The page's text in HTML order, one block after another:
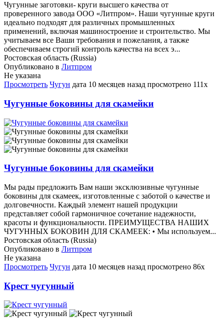
Чугунные заготовки- круги высшего качества от
проверенного завода ООО «Литпром». Наши чугунные круги
идеально подходят для различных промышленных
применений, включая машиностроение и строительство. Мы
учитываем все Ваши требования и пожелания, а также
обеспечиваем строгий контроль качества на всех э...
Ростовская область (Russia)
Опубликовано в Литпром
Не указана
Просмотреть Чугун дата 10 месяцев назад просмотрено 111x
Чугунные боковины для скамейки
Чугунные боковины для скамейки
Мы рады предложить Вам наши эксклюзивные чугунные
боковины для скамеек, изготовленные с заботой о качестве и
долговечности. Каждый элемент нашей продукции
представляет собой гармоничное сочетание надежности,
красоты и функциональности. ПРЕИМУЩЕСТВА НАШИХ
ЧУГУННЫХ БОКОВИН ДЛЯ СКАМЕЕК: • Мы используем...
Ростовская область (Russia)
Опубликовано в Литпром
Не указана
Просмотреть Чугун дата 10 месяцев назад просмотрено 86x
Крест чугунный